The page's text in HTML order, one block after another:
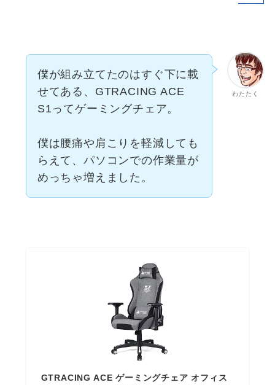
わたたく
僕が組み立てたのはすぐ下に載
せてある、GTRACING ACE
S1ってゲーミングチェア。
僕は腰痛や肩こりを軽減しても
らえて、パソコンでの作業量が
めっちゃ増えました。
GTRACING ACE ゲーミングチェア オフィス